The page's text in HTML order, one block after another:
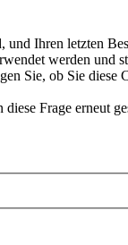
Ihren letzten
werden
Sie, ob Sie diese
Frage erneut